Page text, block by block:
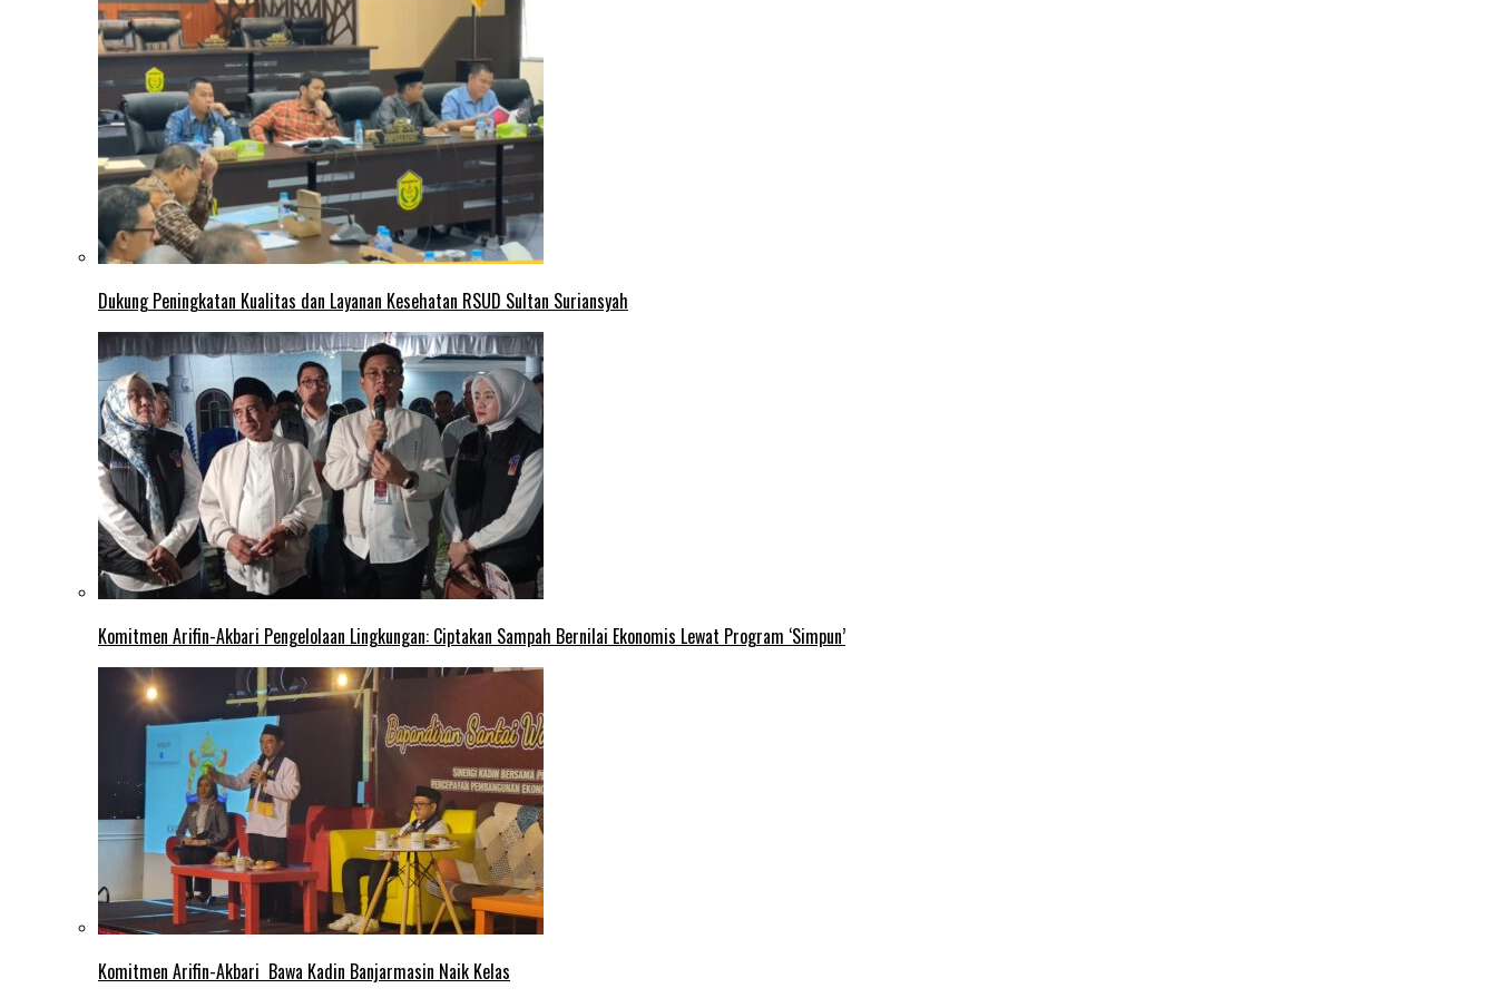
Dukung Peningkatan Kualitas dan Layanan Kesehatan RSUD Sultan Suriansyah
Komitmen Arifin-Akbari Pengelolaan Lingkungan: Ciptakan Sampah Bernilai Ekonomis Lewat Program ‘Simpun’
Komitmen Arifin-Akbari Bawa Kadin Banjarmasin Naik Kelas